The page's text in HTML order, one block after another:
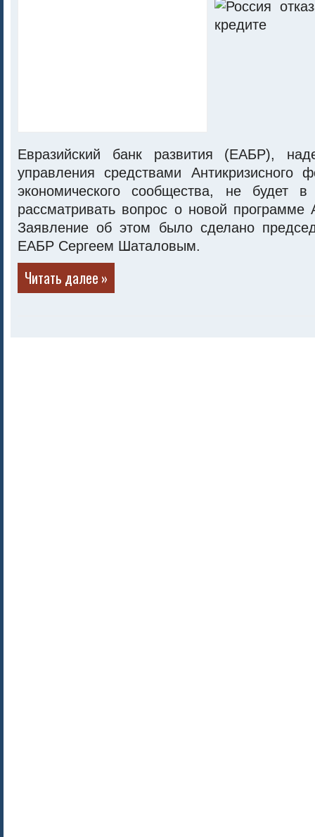
Евразийский банк развития (ЕАБР),
управления средствами Антикризисного
экономического сообщества, не будет
рассматривать вопрос о новой
Заявление об этом было сделано
ЕАБР Сергеем Шаталовым.
Читать далее »